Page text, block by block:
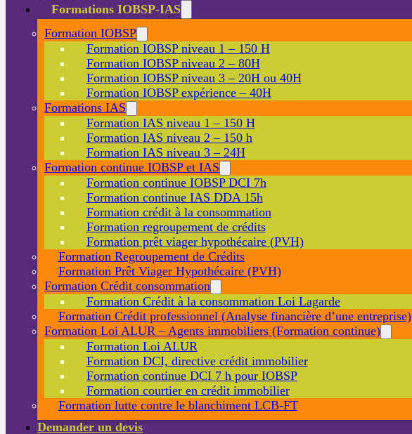
Formations IOBSP-IAS
Formation IOBSP
Formation IOBSP niveau 1 – 150 H
Formation IOBSP niveau 2 – 80H
Formation IOBSP niveau 3 – 20H ou 40H
Formation IOBSP expérience – 40H
Formations IAS
Formation IAS niveau 1 – 150 H
Formation IAS niveau 2 – 150 h
Formation IAS niveau 3 – 24H
Formation continue IOBSP et IAS
Formation continue IOBSP DCI 7h
Formation continue IAS DDA 15h
Formation crédit à la consommation
Formation regroupement de crédits
Formation prêt viager hypothécaire (PVH)
Formation Regroupement de Crédits
Formation Prêt Viager Hypothécaire (PVH)
Formation Crédit consommation
Formation Crédit à la consommation Loi Lagarde
Formation Crédit professionnel (Analyse financière d’une entreprise)
Formation Loi ALUR – Agents immobiliers (Formation continue)
Formation Loi ALUR
Formation DCI, directive crédit immobilier
Formation continue DCI 7 h pour IOBSP
Formation courtier en crédit immobilier
Formation lutte contre le blanchiment LCB-FT
Demander un devis